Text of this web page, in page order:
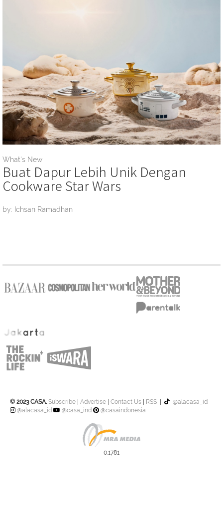
What's New
Buat Dapur Lebih Unik Dengan
Cookware Star Wars
by: Ichsan Ramadhan
© 2023 CASA. Subscribe Advertise Contact Us RSS
@alacasa_id
@alacasa_id
@casa_ind @casaindonesia
0.1781